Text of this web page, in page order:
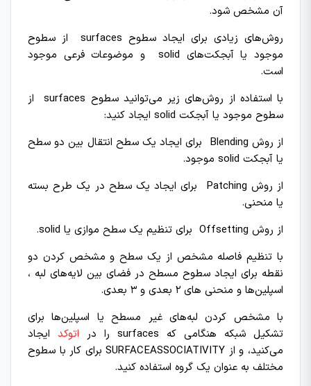
آن مشخص شود.
روش‌های زیادی برای ایجاد سطوح surfaces از سطوح
موجود یا آبجکت‌های solid و موضوعات فرعی موجود
است.
با استفاده از روش‌های زیر می‌توانید سطوح surfaces از
سطوح موجود یا آبجکت solid ایجاد کنید:
از روش Blending برای ایجاد یک سطح انتقال بین دو سطح
یا آبجکت solid موجود.
از روش Patching برای ایجاد یک سطح در یک طرح بسته
یا منحنی.
از روش Offsetting برای تنظیم یک سطح موازی یا solid.
با تنظیم فاصله مشخص از یک سطح و مشخص کردن دو
نقطه برای ایجاد سطوح مسطح در فضای بین لایه‌های لبه ،
اسپلین‌ها و منحنی های ۲ بعدی و ۳ بعدی.
با مشخص کردن لبه‌های غیر مسطح یا اسپلین‌ها برای
تشکیل شبکه هنگامی که surfaces را در
اتوکد ایجاد
می‌کنید‌، و از SURFACEASSOCIATIVITY برای کار با سطوح
مختلف به عنوان یک گروه استفاده کنید.